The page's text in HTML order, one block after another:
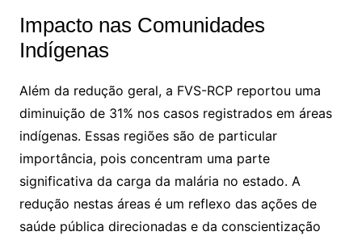
Impacto nas Comunidades
Indígenas
Além da redução geral, a FVS-RCP reportou uma
diminuição de 31% nos casos registrados em áreas
indígenas. Essas regiões são de particular
importância, pois concentram uma parte
significativa da carga da malária no estado. A
redução nestas áreas é um reflexo das ações de
saúde pública direcionadas e da conscientização